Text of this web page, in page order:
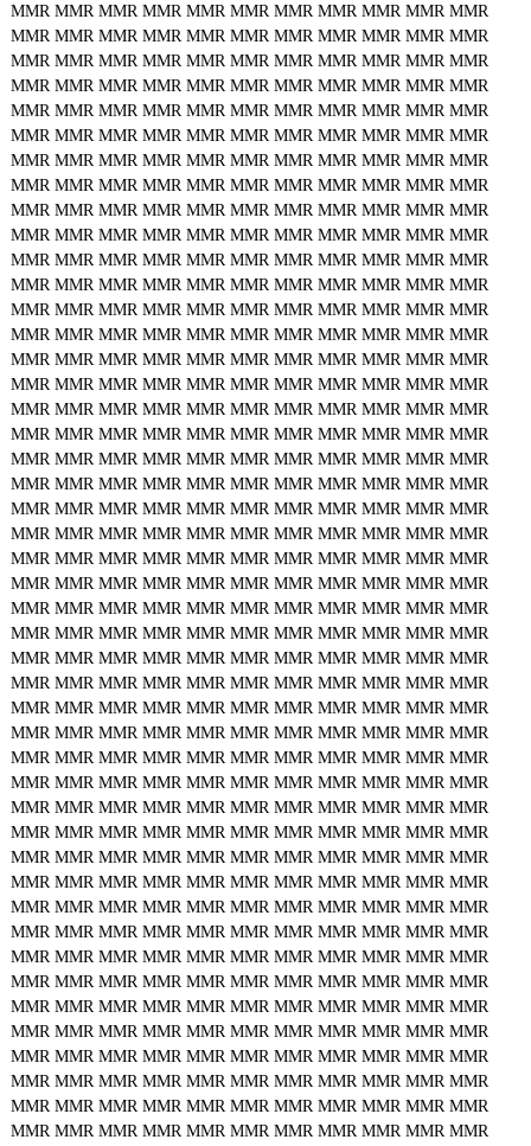
MMR MMR MMR MMR MMR MMR MMR MMR MMR MMR MMR
MMR MMR MMR MMR MMR MMR MMR MMR MMR MMR MMR
MMR MMR MMR MMR MMR MMR MMR MMR MMR MMR MMR
MMR MMR MMR MMR MMR MMR MMR MMR MMR MMR MMR
MMR MMR MMR MMR MMR MMR MMR MMR MMR MMR MMR
MMR MMR MMR MMR MMR MMR MMR MMR MMR MMR MMR
MMR MMR MMR MMR MMR MMR MMR MMR MMR MMR MMR
MMR MMR MMR MMR MMR MMR MMR MMR MMR MMR MMR
MMR MMR MMR MMR MMR MMR MMR MMR MMR MMR MMR
MMR MMR MMR MMR MMR MMR MMR MMR MMR MMR MMR
MMR MMR MMR MMR MMR MMR MMR MMR MMR MMR MMR
MMR MMR MMR MMR MMR MMR MMR MMR MMR MMR MMR
MMR MMR MMR MMR MMR MMR MMR MMR MMR MMR MMR
MMR MMR MMR MMR MMR MMR MMR MMR MMR MMR MMR
MMR MMR MMR MMR MMR MMR MMR MMR MMR MMR MMR
MMR MMR MMR MMR MMR MMR MMR MMR MMR MMR MMR
MMR MMR MMR MMR MMR MMR MMR MMR MMR MMR MMR
MMR MMR MMR MMR MMR MMR MMR MMR MMR MMR MMR
MMR MMR MMR MMR MMR MMR MMR MMR MMR MMR MMR
MMR MMR MMR MMR MMR MMR MMR MMR MMR MMR MMR
MMR MMR MMR MMR MMR MMR MMR MMR MMR MMR MMR
MMR MMR MMR MMR MMR MMR MMR MMR MMR MMR MMR
MMR MMR MMR MMR MMR MMR MMR MMR MMR MMR MMR
MMR MMR MMR MMR MMR MMR MMR MMR MMR MMR MMR
MMR MMR MMR MMR MMR MMR MMR MMR MMR MMR MMR
MMR MMR MMR MMR MMR MMR MMR MMR MMR MMR MMR
MMR MMR MMR MMR MMR MMR MMR MMR MMR MMR MMR
MMR MMR MMR MMR MMR MMR MMR MMR MMR MMR MMR
MMR MMR MMR MMR MMR MMR MMR MMR MMR MMR MMR
MMR MMR MMR MMR MMR MMR MMR MMR MMR MMR MMR
MMR MMR MMR MMR MMR MMR MMR MMR MMR MMR MMR
MMR MMR MMR MMR MMR MMR MMR MMR MMR MMR MMR
MMR MMR MMR MMR MMR MMR MMR MMR MMR MMR MMR
MMR MMR MMR MMR MMR MMR MMR MMR MMR MMR MMR
MMR MMR MMR MMR MMR MMR MMR MMR MMR MMR MMR
MMR MMR MMR MMR MMR MMR MMR MMR MMR MMR MMR
MMR MMR MMR MMR MMR MMR MMR MMR MMR MMR MMR
MMR MMR MMR MMR MMR MMR MMR MMR MMR MMR MMR
MMR MMR MMR MMR MMR MMR MMR MMR MMR MMR MMR
MMR MMR MMR MMR MMR MMR MMR MMR MMR MMR MMR
MMR MMR MMR MMR MMR MMR MMR MMR MMR MMR MMR
MMR MMR MMR MMR MMR MMR MMR MMR MMR MMR MMR
MMR MMR MMR MMR MMR MMR MMR MMR MMR MMR MMR
MMR MMR MMR MMR MMR MMR MMR MMR MMR MMR MMR
MMR MMR MMR MMR MMR MMR MMR MMR MMR MMR MMR
MMR MMR MMR MMR MMR MMR MMR MMR MMR MMR MMR